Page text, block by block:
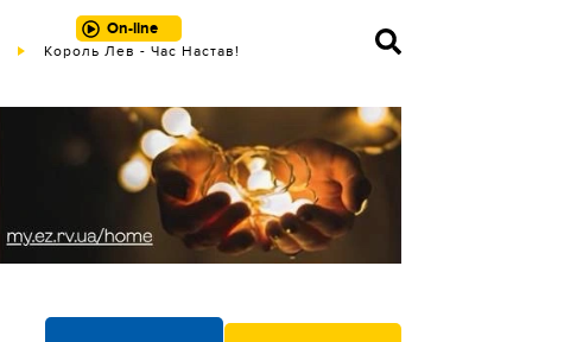
On-line
Король Лев - Час Настав!